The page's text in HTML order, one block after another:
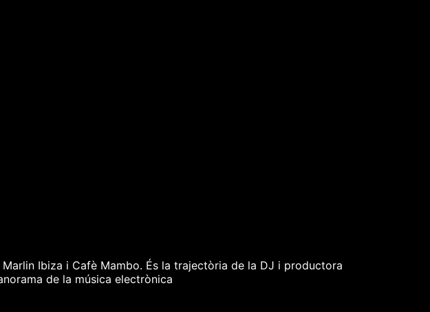
Ibiza i Cafè Mambo. És la trajectòria de la DJ i productora
de la música electrònica